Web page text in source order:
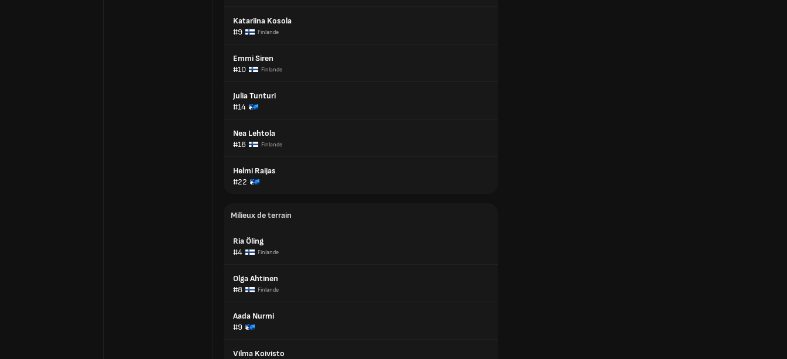
Katariina Kosola
#9
Finlande
Emmi Siren
#10
Finlande
Julia Tunturi
#14
Nea Lehtola
#16
Finlande
Helmi Raijas
#22
Milieux de terrain
Ria Öling
#4
Finlande
Olga Ahtinen
#8
Finlande
Aada Nurmi
#9
Vilma Koivisto